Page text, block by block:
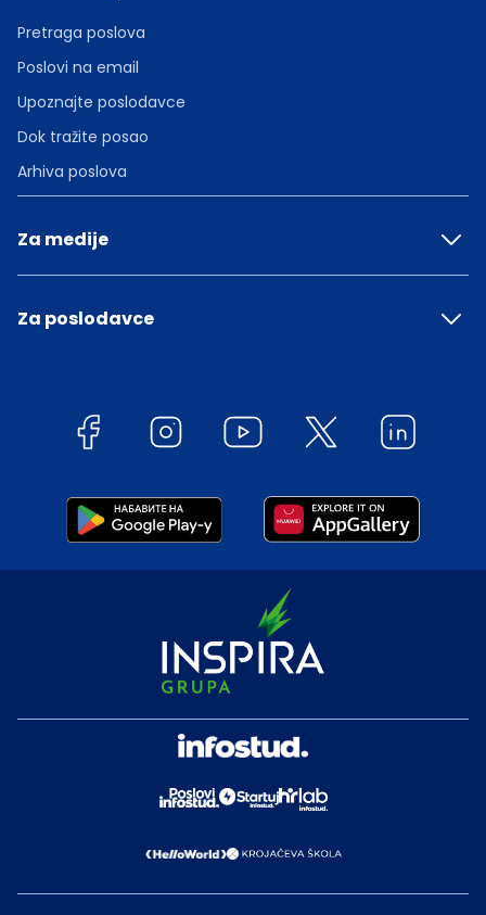
Pretraga poslova
Poslovi na email
Upoznajte poslodavce
Dok tražite posao
Arhiva poslova
Za medije
Za poslodavce